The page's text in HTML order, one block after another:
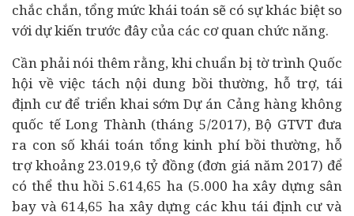
chắc chắn, tổng mức khái toán sẽ có sự khác biệt so
với dự kiến trước đây của các cơ quan chức năng.
Cần phải nói thêm rằng, khi chuẩn bị tờ trình Quốc
hội về việc tách nội dung bồi thường, hỗ trợ, tái
định cư để triển khai sớm Dự án Cảng hàng không
quốc tế Long Thành (tháng 5/2017), Bộ GTVT đưa
ra con số khái toán tổng kinh phí bồi thường, hỗ
trợ khoảng 23.019,6 tỷ đồng (đơn giá năm 2017) để
có thể thu hồi 5.614,65 ha (5.000 ha xây dựng sân
bay và 614,65 ha xây dựng các khu tái định cư và